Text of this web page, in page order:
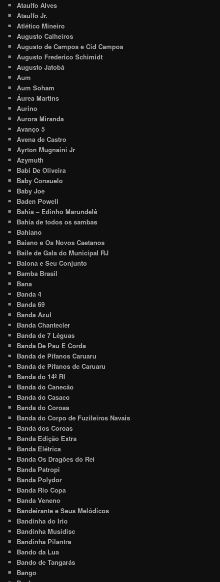
Ataulfo Alves
Ataulfo Jr.
Atlético Mineiro
Augusto Calheiros
Augusto de Campos e Cid Campos
Augusto Frederico Schimidt
Augusto Jatobá
Aum
Aum Soham
Áurea Martins
Aurino
Aurora Miranda
Avanço 5
Avena de Castro
Ayrton Mugnaini Jr
Azymuth
Babi De Oliveira
Baby Consuelo
Baby Joe
Baden Powell
Bahia – Edinho Marundelê
Bahia de todos os sambas
Bahiano
Baiano e Os Novos Caetanos
Baile de Gala do Municipal RJ
Balona e Seu Conjunto
Bamba Brasil
Bana
Banda 4
Banda 69
Banda Azul
Banda Chantecler
Banda de 7 Léguas
Banda De Pau E Corda
Banda de Pífanos Caruaru
Banda de Pífanos de Caruaru
Banda do 14º RI
Banda do Canecão
Banda do Casaco
Banda do Coroas
Banda do Corpo de Fuzileiros Navais
Banda dos Coroas
Banda Edição Extra
Banda Elétrica
Banda Os Dragões do Rei
Banda Patropi
Banda Polydor
Banda Rio Copa
Banda Veneno
Bandeirante e Seus Melódicos
Bandinha do Irio
Bandinha Musidisc
Bandinha Pilantra
Bando da Lua
Bando de Tangarás
Bango